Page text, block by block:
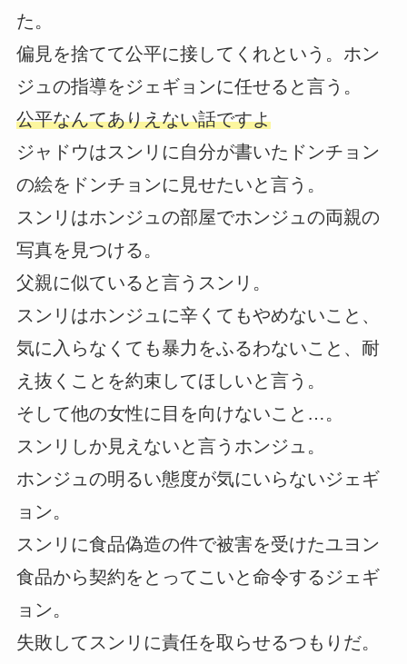
た。
偏見を捨てて公平に接してくれという。ホン
ジュの指導をジェギョンに任せると言う。
公平なんてありえない話ですよ
ジャドウはスンリに自分が書いたドンチョン
の絵をドンチョンに見せたいと言う。
スンリはホンジュの部屋でホンジュの両親の
写真を見つける。
父親に似ていると言うスンリ。
スンリはホンジュに辛くてもやめないこと、
気に入らなくても暴力をふるわないこと、耐
え抜くことを約束してほしいと言う。
そして他の女性に目を向けないこと…。
スンリしか見えないと言うホンジュ。
ホンジュの明るい態度が気にいらないジェギ
ョン。
スンリに食品偽造の件で被害を受けたユヨン
食品から契約をとってこいと命令するジェギ
ョン。
失敗してスンリに責任を取らせるつもりだ。